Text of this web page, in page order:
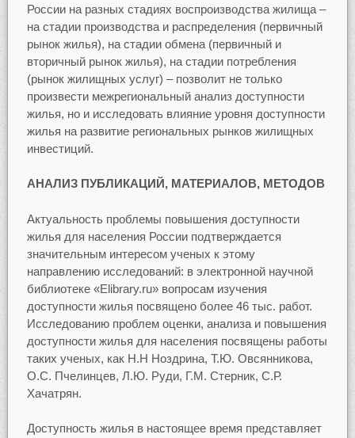
России на разных стадиях воспроизводства жилища –
на стадии производства и распределения (первичный
рынок жилья), на стадии обмена (первичный и
вторичный рынок жилья), на стадии потребления
(рынок жилищных услуг) – позволит не только
произвести межрегиональный анализ доступности
жилья, но и исследовать влияние уровня доступности
жилья на развитие региональных рынков жилищных
инвестиций.
АНАЛИЗ ПУБЛИКАЦИЙ, МАТЕРИАЛОВ, МЕТОДОВ
Актуальность проблемы повышения доступности
жилья для населения России подтверждается
значительным интересом ученых к этому
направлению исследований: в электронной научной
библиотеке «Elibrary.ru» вопросам изучения
доступности жилья посвящено более 46 тыс. работ.
Исследованию проблем оценки, анализа и повышения
доступности жилья для населения посвящены работы
таких ученых, как Н.Н Ноздрина, Т.Ю. Овсянникова,
О.С. Пчелинцев, Л.Ю. Руди, Г.М. Стерник, С.Р.
Хачатрян.
Доступность жилья в настоящее время представляет